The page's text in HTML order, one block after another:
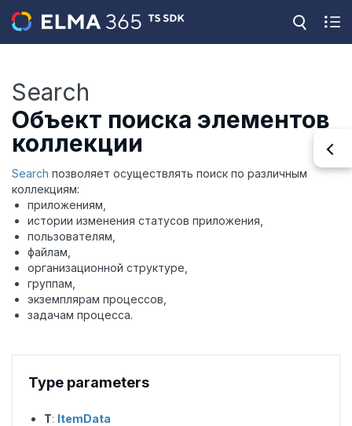
Search
Объект поиска элементов
коллекции
Search позволяет осуществлять поиск по различным
коллекциям:
приложениям,
истории изменения статусов приложения,
пользователям,
файлам,
организационной структуре,
группам,
экземплярам процессов,
задачам процесса.
Type parameters
T: ItemData